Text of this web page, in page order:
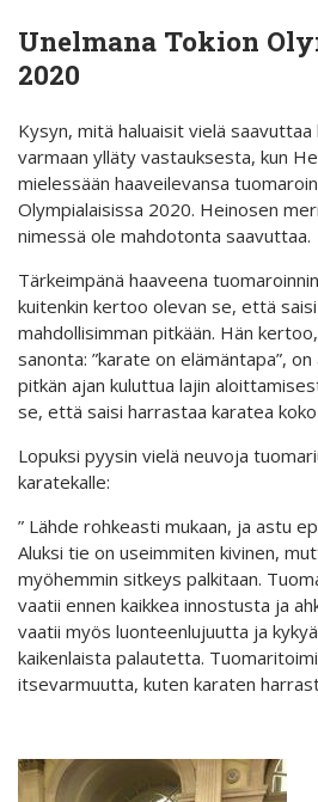
Unelmana Tokion
2020
Kysyn, mitä haluaisit vielä
varmaan ylläty vastauksesta, kun
mielessään haaveilevansa
Olympialaisissa 2020. Heinosen
nimessä ole mahdotonta saavuttaa.
Tärkeimpänä haaveena
kuitenkin kertoo olevan se, että
mahdollisimman pitkään. Hän
sanonta: ”karate on elämäntapa”,
pitkän ajan kuluttua lajin
se, että saisi harrastaa karatea koko
Lopuksi pyysin vielä neuvoja
karatekalle:
” Lähde rohkeasti mukaan, ja astu
Aluksi tie on useimmiten kivinen,
myöhemmin sitkeys palkitaan.
vaatii ennen kaikkea innostusta ja
vaatii myös luonteenlujuutta ja
kaikenlaista palautetta.
itsevarmuutta, kuten karaten